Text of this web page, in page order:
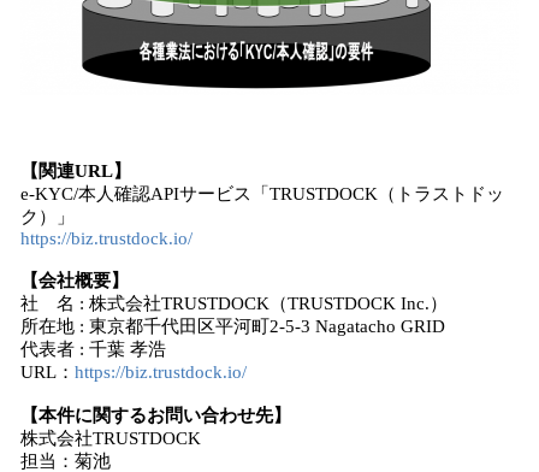
【関連URL】
e-KYC/本人確認APIサービス「TRUSTDOCK（トラストドッ
ク）」
https://biz.trustdock.io/
【会社概要】
社 名 : 株式会社TRUSTDOCK（TRUSTDOCK Inc.）
所在地 : 東京都千代田区平河町2-5-3 Nagatacho GRID
代表者 : 千葉 孝浩
URL： https://biz.trustdock.io/
【本件に関するお問い合わせ先】
株式会社TRUSTDOCK
担当：菊池